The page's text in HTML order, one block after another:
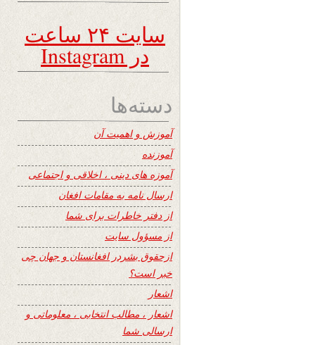
سایت ۲۴ ساعت
در Instagram
دسته‌ها
آموزش و اهمیت آن
آموزنده
آموزه های دینی ، اخلاقی و اجتماعی
ارسال نامه به مقامات افغان
از دفتر خاطرات برای شما
از مسؤول سایت
ازحقوق بشردر افغانستان و جهان چی
خبر است؟
اشعار
اشعار ، مطالب انتخابی ، معلوماتی و
ارسالی شما